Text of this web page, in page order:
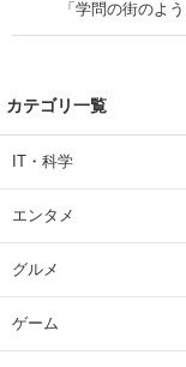
「学問の街のよ
| 大学 ねとらぼリ
カテゴリ一覧
IT・科学
エンタメ
グルメ
ゲーム